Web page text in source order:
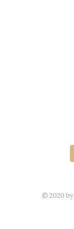
© 2020